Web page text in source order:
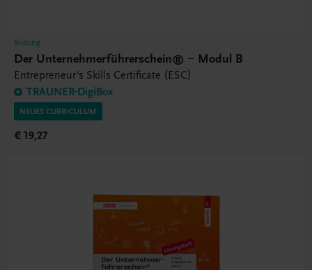
Bildung
Der Unternehmerführerschein® – Modul B
Entrepreneur's Skills Certificate (ESC)
TRAUNER-DigiBox
NEUES CURRICULUM
€ 19,27